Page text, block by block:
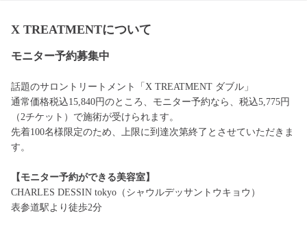
X TREATMENTについて
モニター予約募集中
話題のサロントリートメント「X TREATMENT ダブル」
通常価格税込15,840円のところ、モニター予約なら、税込5,775円
（2チケット）で施術が受けられます。
先着100名様限定のため、上限に到達次第終了とさせていただきま
す。
【モニター予約ができる美容室】
CHARLES DESSIN tokyo（シャウルデッサントウキョウ）
表参道駅より徒歩2分